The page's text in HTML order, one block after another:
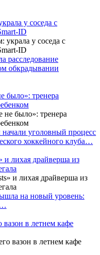
у соседа с
ID
расследование
обкрадывании
было»: тренера
уголовный процесс
хоккейного клуба…
и лихая драйверша из
на новый уровень:
в летнем кафе